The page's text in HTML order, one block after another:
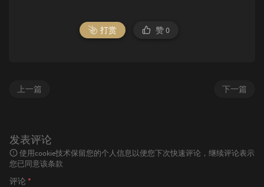
打赏 赞0
下一篇
上一篇
发表评论
使用cookie技术保留您的个人信息以便您下次快速评论，继续评论表示
您已同意该条款
评论 *